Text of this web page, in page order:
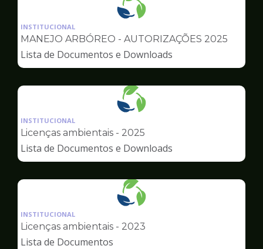
Ilustração
pagina
Meio
INSTITUCIONAL
MANEJO ARBÓREO - AUTORIZAÇÕES 2025
Lista de Documentos e Downloads
Ilustração
pagina
Meio
INSTITUCIONAL
Licenças ambientais - 2025
Lista de Documentos e Downloads
Ilustração
pagina
INSTITUCIONAL
Licenças ambientais - 2023
Lista de Documentos